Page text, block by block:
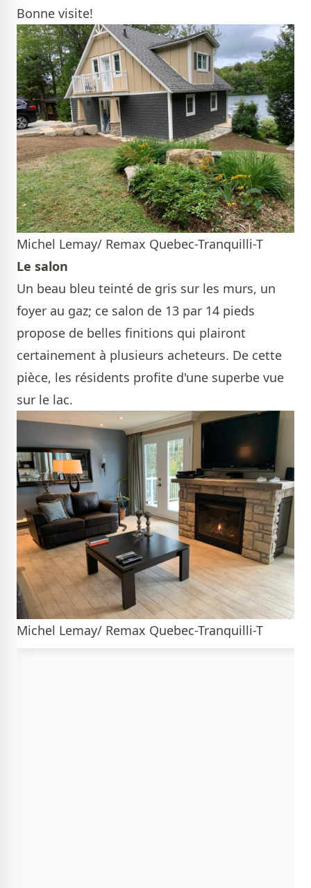
Bonne visite!
Michel Lemay/ Remax Quebec-Tranquilli-T
Le salon
Un beau bleu teinté de gris sur les murs, un
foyer au gaz; ce salon de 13 par 14 pieds
propose de belles finitions qui plairont
certainement à plusieurs acheteurs. De cette
pièce, les résidents profite d'une superbe vue
sur le lac.
Michel Lemay/ Remax Quebec-Tranquilli-T